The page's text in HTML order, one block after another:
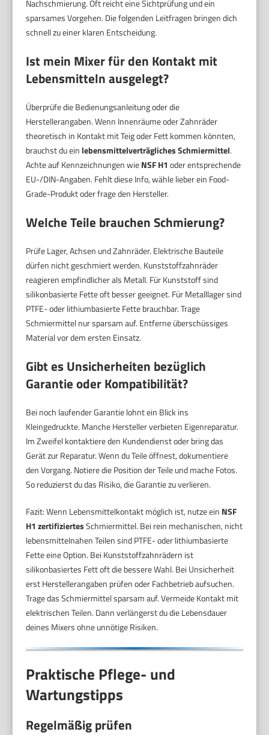
Nachschmierung. Oft reicht eine Sichtprüfung und ein
sparsames Vorgehen. Die folgenden Leitfragen bringen dich
schnell zu einer klaren Entscheidung.
Ist mein Mixer für den Kontakt mit
Lebensmitteln ausgelegt?
Überprüfe die Bedienungsanleitung oder die
Herstellerangaben. Wenn Innenräume oder Zahnräder
theoretisch in Kontakt mit Teig oder Fett kommen könnten,
brauchst du ein lebensmittelverträgliches Schmiermittel.
Achte auf Kennzeichnungen wieNSF H1 oder entsprechende
EU-/DIN-Angaben. Fehlt diese Info, wähle lieber ein Food-
Grade-Produkt oder frage den Hersteller.
Welche Teile brauchen Schmierung?
Prüfe Lager, Achsen und Zahnräder. Elektrische Bauteile
dürfen nicht geschmiert werden. Kunststoffzahnräder
reagieren empfindlicher als Metall. Für Kunststoff sind
silikonbasierte Fette oft besser geeignet. Für Metalllager sind
PTFE- oder lithiumbasierte Fette brauchbar. Trage
Schmiermittel nur sparsam auf. Entferne überschüssiges
Material vor dem ersten Einsatz.
Gibt es Unsicherheiten bezüglich
Garantie oder Kompatibilität?
Bei noch laufender Garantie lohnt ein Blick ins
Kleingedruckte. Manche Hersteller verbieten Eigenreparatur.
Im Zweifel kontaktiere den Kundendienst oder bring das
Gerät zur Reparatur. Wenn du Teile öffnest, dokumentiere
den Vorgang. Notiere die Position der Teile und mache Fotos.
So reduzierst du das Risiko, die Garantie zu verlieren.
Fazit: Wenn Lebensmittelkontakt möglich ist, nutze ein NSF
H1 zertifiziertesSchmiermittel. Bei rein mechanischen, nicht
lebensmittelnahen Teilen sind PTFE- oder lithiumbasierte
Fette eine Option. Bei Kunststoffzahnrädern ist
silikonbasiertes Fett oft die bessere Wahl. Bei Unsicherheit
erst Herstellerangaben prüfen oder Fachbetrieb aufsuchen.
Trage das Schmiermittel sparsam auf. Vermeide Kontakt mit
elektrischen Teilen. Dann verlängerst du die Lebensdauer
deines Mixers ohne unnötige Risiken.
Praktische Pflege- und
Wartungstipps
Regelmäßig prüfen